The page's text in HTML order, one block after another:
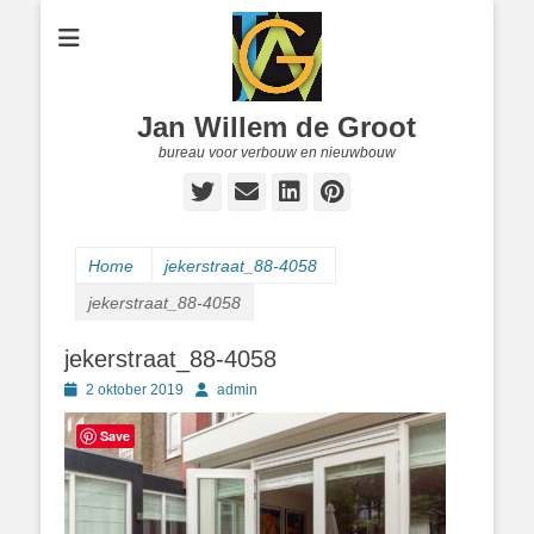
Jan Willem de Groot
bureau voor verbouw en nieuwbouw
Twitter
E-
LinkedIn
Pinterest
Home
jekerstraat_88-4058
jekerstraat_88-4058
jekerstraat_88-4058
Geplaatst
op
2 oktober 2019 Authoradmin
Save